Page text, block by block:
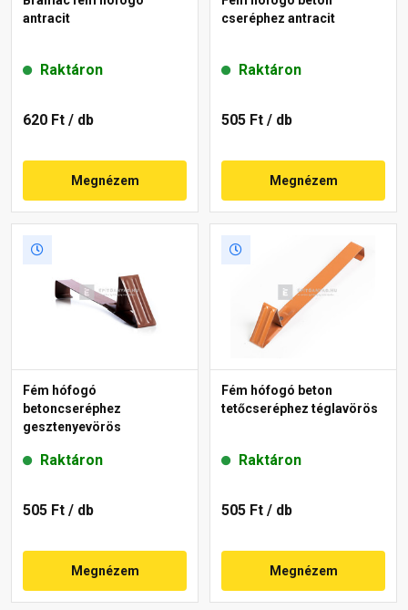
antracit
Raktáron
620 Ft / db
Megnézem
cseréphez antracit
Raktáron
505 Ft / db
Megnézem
Fém hófogó
betoncseréphez
gesztenyevörös
Raktáron
505 Ft / db
Megnézem
Fém hófogó beton
tetőcseréphez téglavörös
Raktáron
505 Ft / db
Megnézem